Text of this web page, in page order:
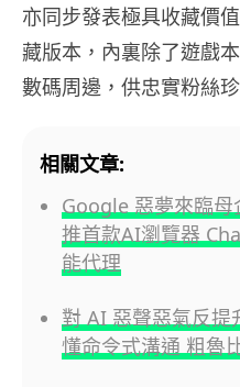
亦同步發表極具收藏價
藏版本，內裏除了遊戲
數碼周邊，供忠實粉絲珍
相關文章:
Google 惡夢來臨
推首款AI瀏覽器
能代理
對 AI 惡聲惡氣反提
懂命令式溝通 粗魯